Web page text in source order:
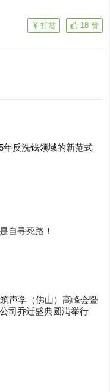
18 赞
打赏
年反洗钱领域的新范式
自寻死路！
声学（佛山）高峰会暨
司乔迁盛典圆满举行